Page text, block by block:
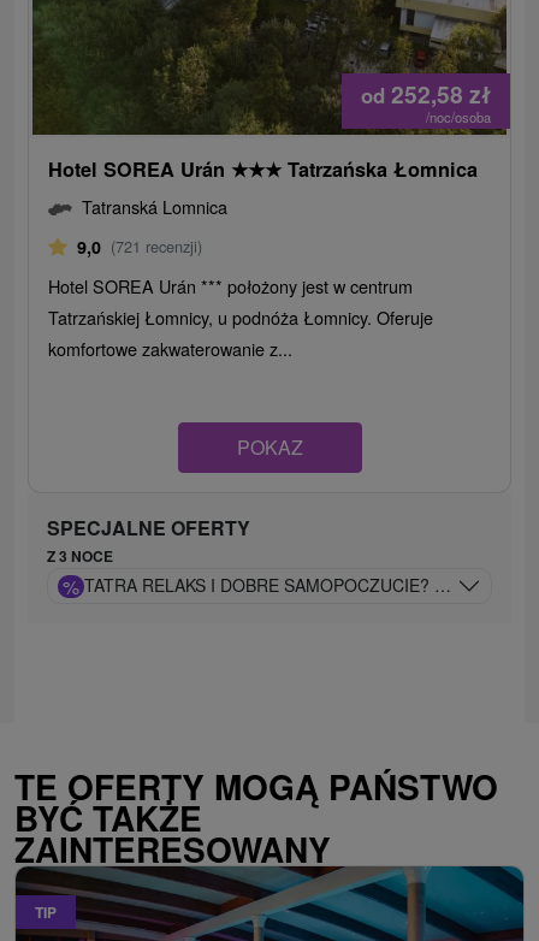
od 252,58 zł
/noc/osoba
Hotel SOREA Urán ★★★ Tatrzańska Łomnica
Tatranská Lomnica
9,0 (721 recenzji)
Hotel SOREA Urán *** położony jest w centrum
Tatrzańskiej Łomnicy, u podnóża Łomnicy. Oferuje
komfortowe zakwaterowanie z...
POKAZ
SPECJALNE OFERTY
Z 3 NOCE
% TATRA RELAKS I DOBRE SAMOPOCZUCIE? PRZYJEDŹ
TE OFERTY MOGĄ PAŃSTWO
BYĆ TAKŻE
ZAINTERESOWANY
TIP